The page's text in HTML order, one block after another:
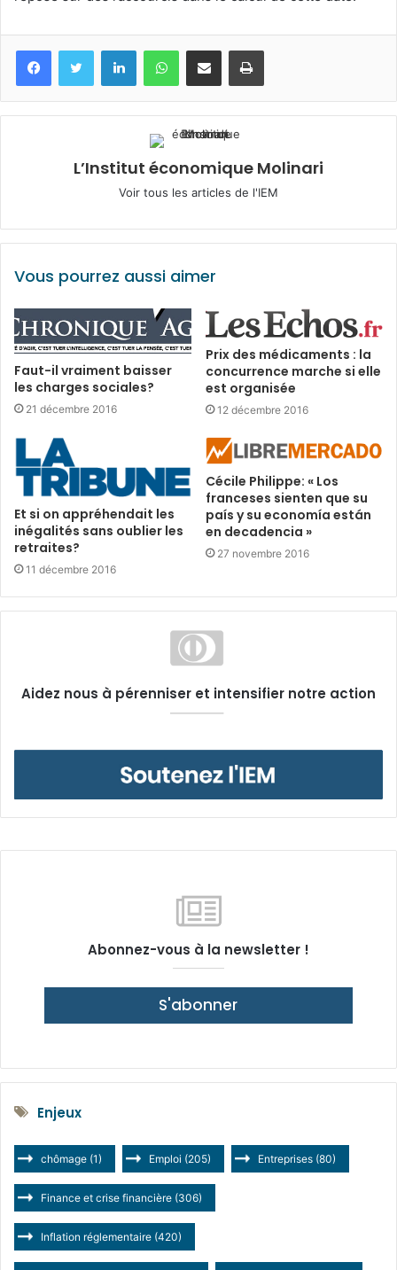
FacebookTwitter LinkedinWhatsApp
Partagez par mail Imprimez
L’Institut économique Molinari
Voir tous les articles de l'IEM
Vous pourrez aussi aimer
Faut-il vraiment baisser
les charges sociales?
21 décembre 2016
Prix des médicaments : la
concurrence marche si elle
est organisée
12 décembre 2016
Et si on appréhendait les
inégalités sans oublier les
retraites?
11 décembre 2016
Cécile Philippe: « Los
franceses sienten que su
país y su economía están
en decadencia »
27 novembre 2016
Aidez nous à pérenniser et intensifier notre action
Abonnez-vous à la newsletter !
S'abonner
Enjeux
chômage (1) Emploi (205) Entreprises (80)
Finance et crise financière (306)
Inflation réglementaire (420)